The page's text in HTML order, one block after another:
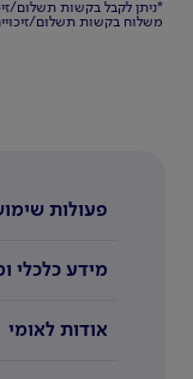
*ניתן לקבל בקשות תשלום/
משלוח בקשות תשלום/
פעולות
מידע כלכלי
אודות לאומי